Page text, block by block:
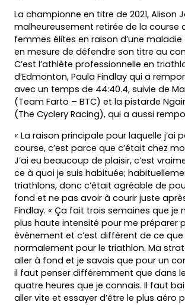
La championne en titre de 2021, Alison
malheureusement retirée de la course
femmes élites en raison d’une maladie
en mesure de défendre son titre au
C’est l’athlète professionnelle en
d’Edmonton, Paula Findlay qui a
avec un temps de 44:40.4, suivie de
(Team Farto – BTC) et la pistarde
(The Cyclery Racing), qui a aussi
« La raison principale pour laquelle j’ai
course, c’est parce que c’était chez
J’ai eu beaucoup de plaisir, c’est
ce à quoi je suis habituée;
triathlons, donc c’était agréable de
fond et ne pas avoir à courir juste
Findlay. « Ça fait trois semaines que je
plus haute intensité pour me préparer
événement et c’est différent de ce que
normalement pour le triathlon. Ma
aller à fond et je savais que pour un
il faut penser différemment que dans
quatre heures que je connais. Il faut
aller vite et essayer d’être le plus aéro